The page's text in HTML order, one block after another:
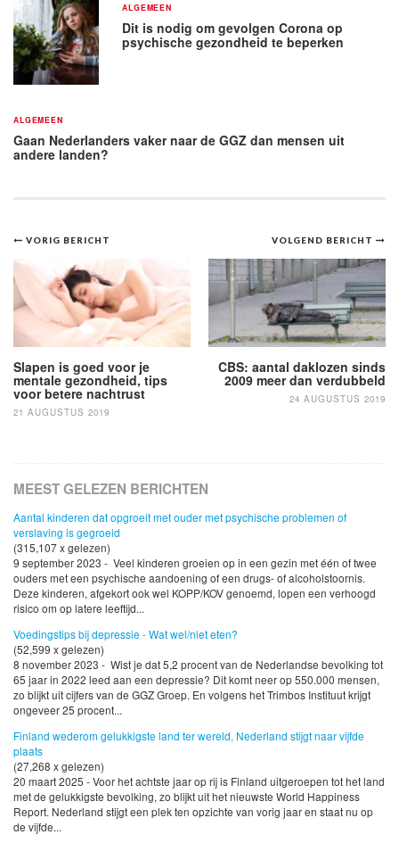
ALGEMEEN
Dit is nodig om gevolgen Corona op
psychische gezondheid te beperken
ALGEMEEN
Gaan Nederlanders vaker naar de GGZ dan mensen uit
andere landen?
Bericht
navigatie
VOLGEND BERICHT
CBS: aantal daklozen sinds
2009 meer dan verdubbeld
24 AUGUSTUS 2019
VORIG BERICHT
Slapen is goed voor je
mentale gezondheid, tips
voor betere nachtrust
21 AUGUSTUS 2019
MEEST GELEZEN BERICHTEN
Aantal kinderen dat opgroeit met ouder met psychische problemen of
verslaving is gegroeid
(315,107 x gelezen)
9 september 2023 - Veel kinderen groeien op in een gezin met één of twee
ouders met een psychische aandoening of een drugs- of alcoholstoornis.
Deze kinderen, afgekort ook wel KOPP/KOV genoemd, lopen een verhoogd
risico om op latere leeftijd...
Voedingstips bij depressie - Wat wel/niet eten?
(52,599 x gelezen)
8 november 2023 - Wist je dat 5,2 procent van de Nederlandse bevolking tot
65 jaar in 2022 leed aan een depressie? Dit komt neer op 550.000 mensen,
zo blijkt uit cijfers van de GGZ Groep. En volgens het Trimbos Instituut krijgt
ongeveer 25 procent...
Finland wederom gelukkigste land ter wereld, Nederland stijgt naar vijfde
plaats
(27,268 x gelezen)
20 maart 2025 - Voor het achtste jaar op rij is Finland uitgeroepen tot het land
met de gelukkigste bevolking, zo blijkt uit het nieuwste World Happiness
Report. Nederland stijgt een plek ten opzichte van vorig jaar en staat nu op
de vijfde...